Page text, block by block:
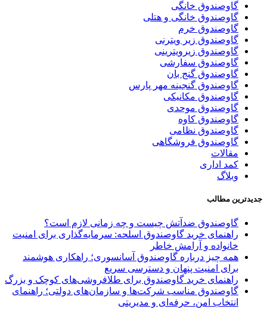
گاوصندوق خانگی
گاوصندوق خانگی و هتلی
گاوصندوق خرم
گاوصندوق زیر ویترنی
گاوصندوق زیرویترینی
گاوصندوق سفارشی
گاوصندوق گنج بان
گاوصندوق گنجینه مهر پارس
گاوصندوق مکانیکی
گاوصندوق موحدی
گاوصندوق کاوه
گاوصندوق نظامی
گاوصندوق فروشگاهی
مقالات
کمد اداری
وبلاگ
جدیدترین مطالب
گاوصندوق ضدآتش چیست و چه زمانی لازم است؟
راهنمای خرید گاوصندوق اسلحه: سرمایه‌گذاری برای امنیت
خانواده و آرامش خاطر
همه چیز درباره گاوصندوق آسانسوری؛ راهکاری هوشمند
برای امنیت پنهان و دسترسی سریع
راهنمای خرید گاوصندوق برای طلافروشی‌های کوچک و بزرگ
گاوصندوق مناسب شرکت‌ها و سازمان‌های دولتی؛ راهنمای
انتخاب امن، حرفه‌ای و مدیریتی